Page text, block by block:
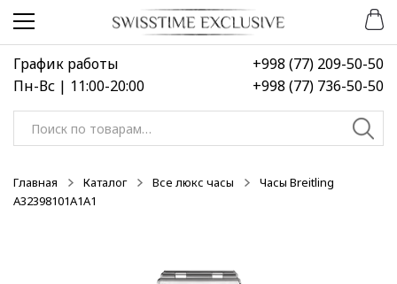
Перейти
навигации
Перейти
содержимому
График работы
Пн-Вс | 11:00-20:00
+998 (77) 209-50-50
+998 (77) 736-50-50
Искать:
Главная Каталог Все люкс часы
Часы Breitling
A32398101A1A1
НОВИНКА